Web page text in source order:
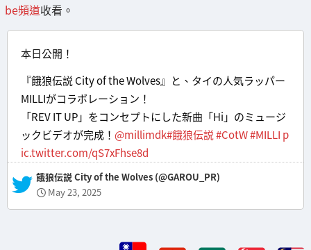
be頻道收看。
本日公開！
『餓狼伝説 City of the Wolves』と、タイの人気ラッパー
MILLIがコラボレーション！
「REV IT UP」をコンセプトにした新曲「Hi」のミュージ
ックビデオが完成！ @millimdk#餓狼伝説#CotW#MILLI p
ic.twitter.com/qS7xFhse8d
— 餓狼伝説 City of the Wolves (@GAROU_PR)
May 23, 2025